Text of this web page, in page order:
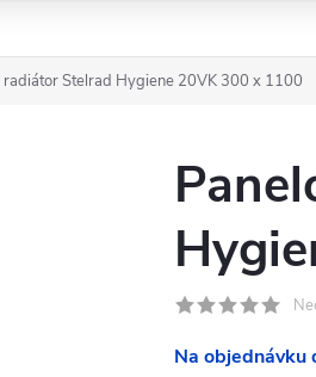
radiátor Stelrad Hygiene 20VK 300 x 1100
Na objednávku